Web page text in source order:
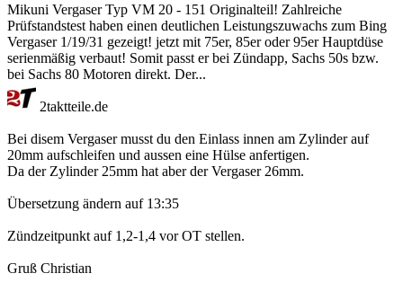
Mikuni Vergaser Typ VM 20 - 151 Originalteil! Zahlreiche
Prüfstandstest haben einen deutlichen Leistungszuwachs zum Bing
Vergaser 1/19/31 gezeigt! jetzt mit 75er, 85er oder 95er Hauptdüse
serienmäßig verbaut! Somit passt er bei Zündapp, Sachs 50s bzw.
bei Sachs 80 Motoren direkt. Der...
2taktteile.de
Bei disem Vergaser musst du den Einlass innen am Zylinder auf
20mm aufschleifen und aussen eine Hülse anfertigen.
Da der Zylinder 25mm hat aber der Vergaser 26mm.
Übersetzung ändern auf 13:35
Zündzeitpunkt auf 1,2-1,4 vor OT stellen.
Gruß Christian